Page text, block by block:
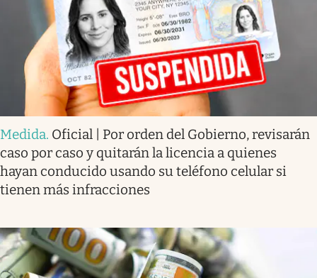
Medida. Oficial | Por orden del Gobierno, revisarán
caso por caso y quitarán la licencia a quienes
hayan conducido usando su teléfono celular si
tienen más infracciones